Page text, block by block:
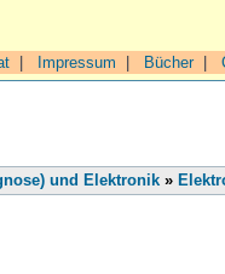
Impressum Bücher|
und Elektronik »